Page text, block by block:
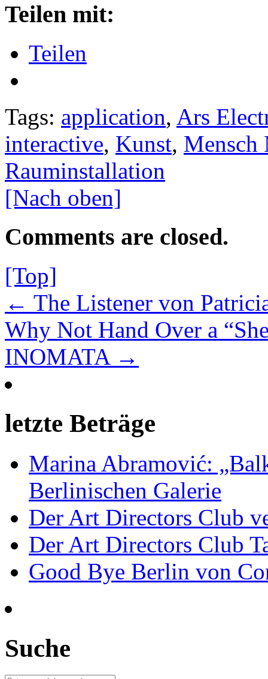
Teilen mit:
Teilen
Tags: application, Ars
interactive, Kunst, Mensch
Rauminstallation
[Nach oben]
Comments are closed.
[Top]
← The Listener von
Why Not Hand Over a
INOMATA →
letzte Beträge
Marina Abramović:
Berlinischen Galerie
Der Art Directors Club
Der Art Directors Club
Good Bye Berlin von
Suche